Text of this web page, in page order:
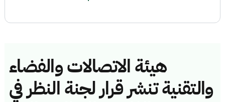
هيئة الاتصالات والفضاء
والتقنية تنشر قرار لجنة النظر في